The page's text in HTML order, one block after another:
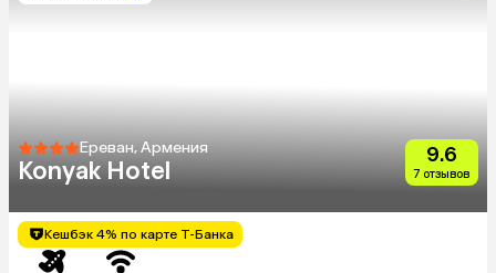
Ереван, Армения
Konyak Hotel
9.6
7 отзывов
Кешбэк 4% по карте Т-Банка